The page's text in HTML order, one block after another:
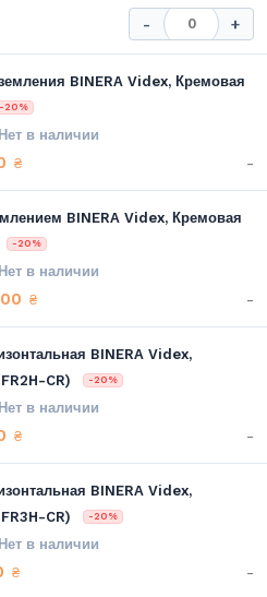
- +
BINERA Videx, Кремовая
-20%
Нет в наличии
₴ -
BINERA Videx, Кремовая
-20%
Нет в наличии
₴ -
BINERA Videx,
CR)
-20%
Нет в наличии
₴ -
BINERA Videx,
CR)
-20%
Нет в наличии
₴ -